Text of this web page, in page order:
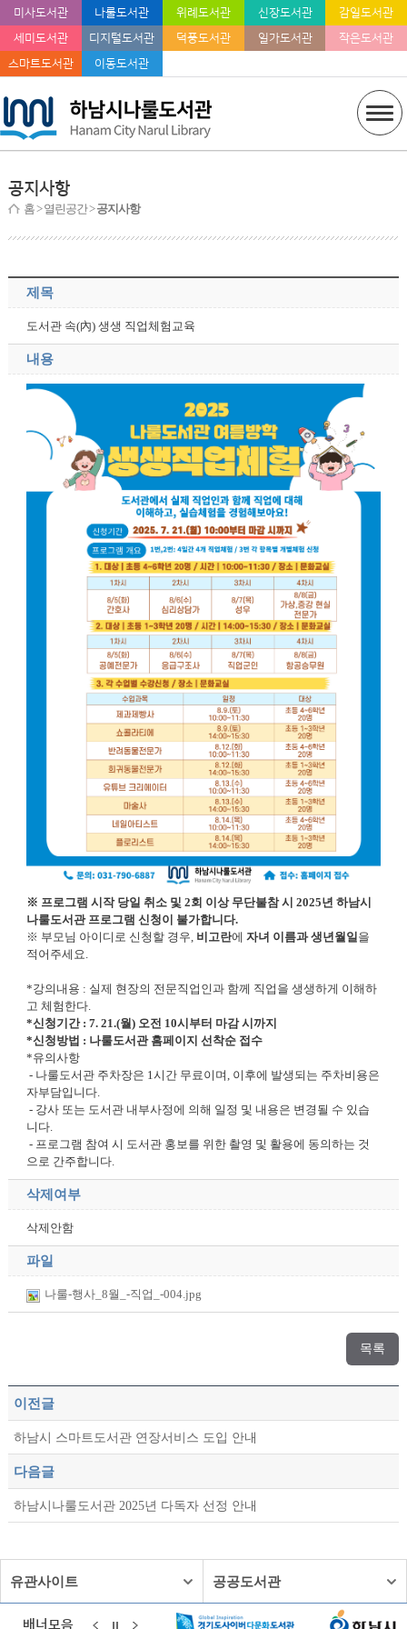
미사도서관 나룰도서관 위례도서관 신장도서관
감일도서관
세미도서관
디지털도서관 덕풍도서관 일가도서관
작은도서관
스마트도서관
이동도서관
공지사항
홈> 열린공간 >공지사항
제목
도서관 속(內) 생생 직업체험교육
내용
※ 프로그램 시작 당일 취소 및 2회 이상 무단불참 시 2025년 하남시
나룰도서관 프로그램 신청이 불가합니다.
※ 부모님 아이디로 신청할 경우, 비고란에 자녀 이름과 생년월일을
적어주세요.
*강의내용 : 실제 현장의 전문직업인과 함께 직업을 생생하게 이해하
고 체험한다.
*신청기간 : 7. 21.(월) 오전 10시부터 마감 시까지
*신청방법 : 나룰도서관 홈페이지 선착순 접수
*유의사항
- 나룰도서관 주차장은 1시간 무료이며, 이후에 발생되는 주차비용은
자부담입니다.
- 강사 또는 도서관 내부사정에 의해 일정 및 내용은 변경될 수 있습
니다.
- 프로그램 참여 시 도서관 홍보를 위한 촬영 및 활용에 동의하는 것
으로 간주합니다.
삭제여부
삭제안함
파일
나룰-행사_8월_-직업_-004.jpg
목록
이전글
하남시 스마트도서관 연장서비스 도입 안내
다음글
하남시나룰도서관 2025년 다독자 선정 안내
유관사이트 공공도서관
배너모음